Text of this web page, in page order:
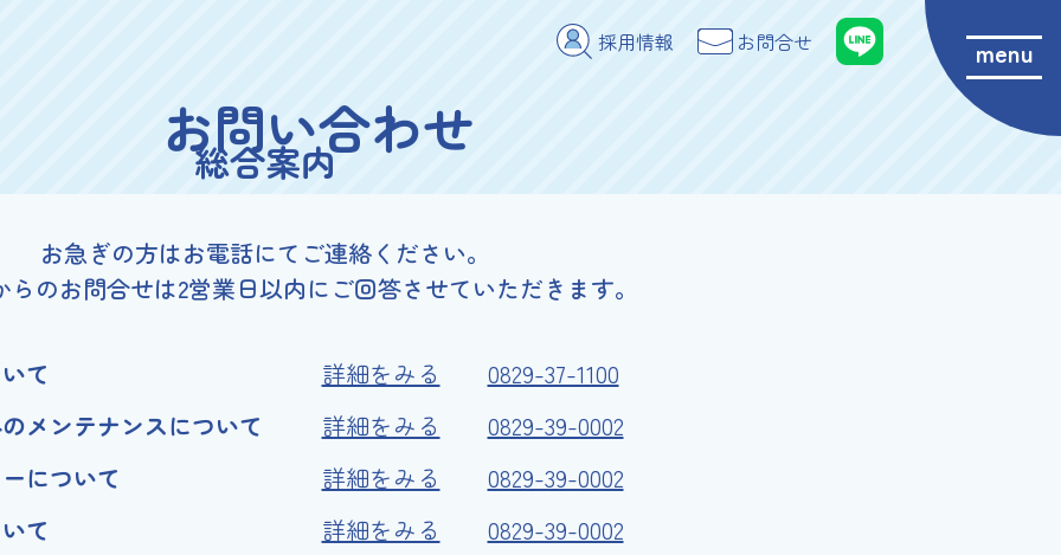
採用情報 お問合せ menu
お問い合わせ
総合案内
お急ぎの方はお電話にて ご連絡ください。
らのお問合せは2営業日以内に ご回答させていただきます。
て 詳細をみる
0829-37-1100
メンテナンスについて
詳細をみる
0829-39-0002
について
詳細をみる
0829-39-0002
て
詳細をみる
0829-39-0002